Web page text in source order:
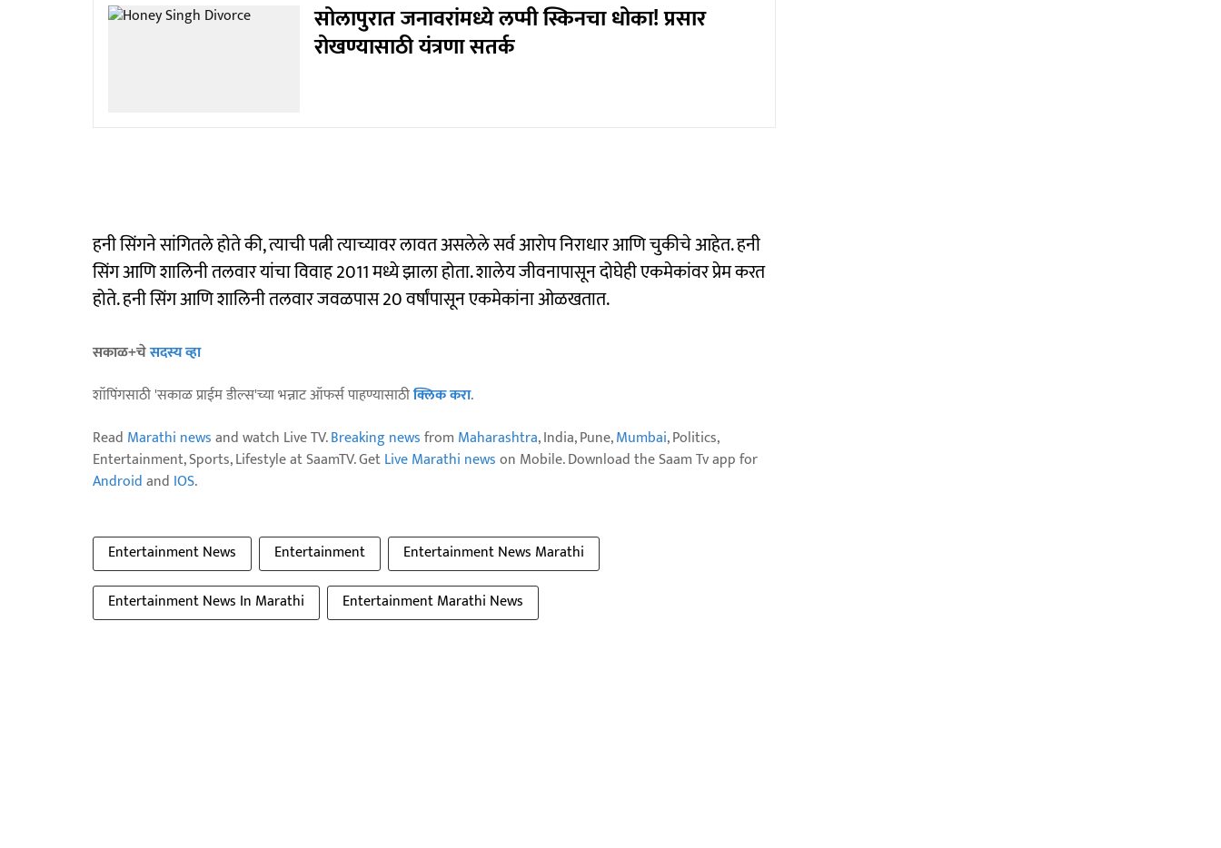
सोलापुरात जनावरांमध्ये लप्मी स्किनचा धोका! प्रसार
रोखण्यासाठी यंत्रणा सतर्क
हनी सिंगने सांगितले होते की, त्याची पत्नी त्याच्यावर लावत असलेले सर्व आरोप निराधार आणि चुकीचे आहेत. हनी
सिंग आणि शालिनी तलवार यांचा विवाह 2011 मध्ये झाला होता. शालेय जीवनापासून दोघेही एकमेकांवर प्रेम करत
होते. हनी सिंग आणि शालिनी तलवार जवळपास 20 वर्षांपासून एकमेकांना ओळखतात.
सकाळ+चेसदस्य व्हा
शॉपिंगसाठी 'सकाळ प्राईम डील्स'च्या भन्नाट ऑफर्स पाहण्यासाठीक्लिक करा.
Read Marathi newsand watch Live TV.Breaking newsfrom Maharashtra, India, Pune,Mumbai, Politics,
Entertainment, Sports, Lifestyle at SaamTV. GetLive Marathi newson Mobile. Download the Saam Tv app for
Androidand IOS.
Entertainment News Entertainment
Entertainment News Marathi
Entertainment News In Marathi
Entertainment Marathi News